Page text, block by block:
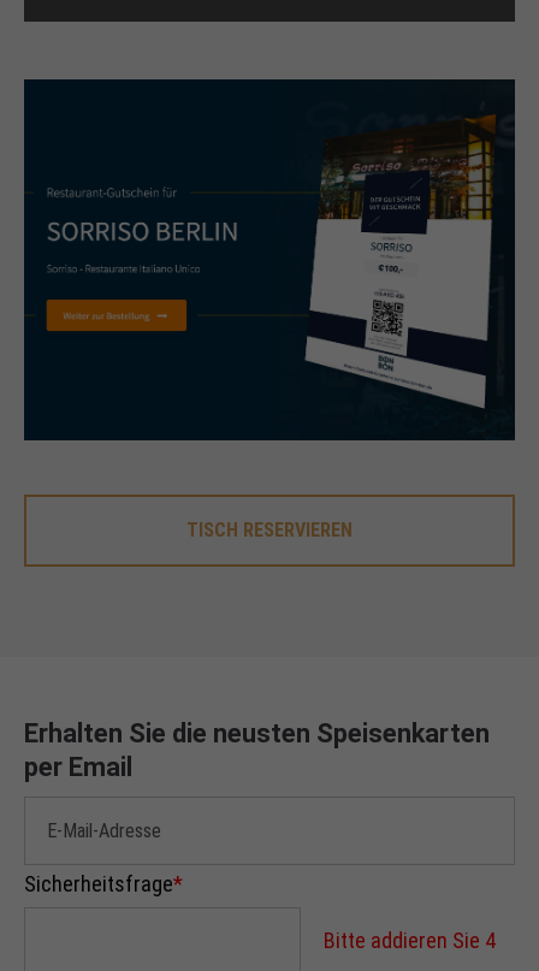
Drop us a line
About us
Lorem ipsum dolor sit amet, consectetuer
adipiscing elit.
Aenean commodo ligula eget dolor. Aenean massa.
Cum sociis natoque penatibus et magnis dis
parturient montes, nascetur ridiculus mus. Donec
TISCH RESERVIEREN
Erhalten Sie die neusten Speisenkarten
per Email
Sicherheitsfrage*
Bitte addieren Sie 4